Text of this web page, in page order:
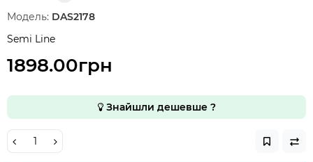
Модель: DAS2178
Semi Line
1898.00грн
Знайшли дешевше ?